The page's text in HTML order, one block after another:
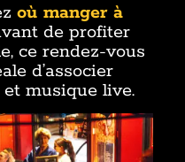
où manger à
de profiter
ce rendez-vous
d’associer
musique live.